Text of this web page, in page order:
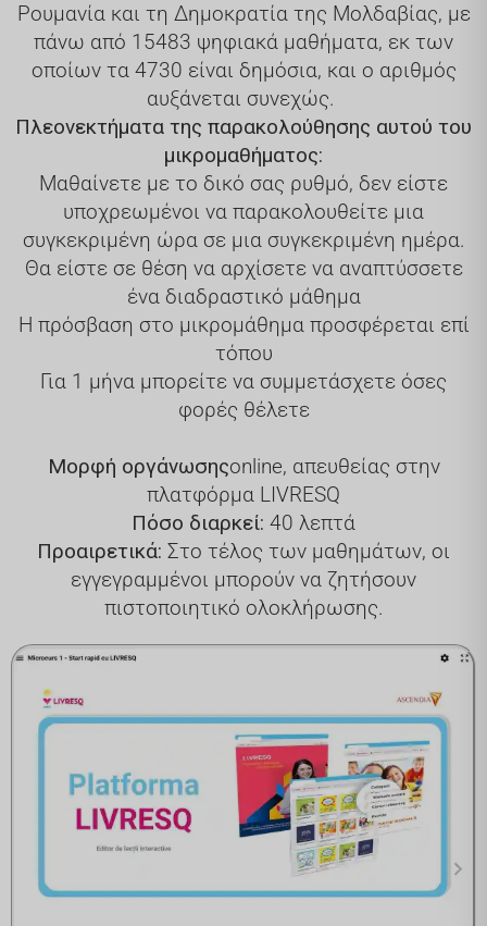
Ρουμανία και τη Δημοκρατία της Μολδαβίας, με
πάνω από 15483 ψηφιακά μαθήματα, εκ των
οποίων τα 4730 είναι δημόσια, και ο αριθμός
αυξάνεται συνεχώς.
Πλεονεκτήματα της παρακολούθησης αυτού του
μικρομαθήματος:
Μαθαίνετε με το δικό σας ρυθμό, δεν είστε
υποχρεωμένοι να παρακολουθείτε μια
συγκεκριμένη ώρα σε μια συγκεκριμένη ημέρα.
Θα είστε σε θέση να αρχίσετε να αναπτύσσετε
ένα διαδραστικό μάθημα
Η πρόσβαση στο μικρομάθημα προσφέρεται επί
τόπου
Για 1 μήνα μπορείτε να συμμετάσχετε όσες
φορές θέλετε
Μορφή οργάνωσηςonline, απευθείας στην
πλατφόρμα LIVRESQ
Πόσο διαρκεί: 40 λεπτά
Προαιρετικά: Στο τέλος των μαθημάτων, οι
εγγεγραμμένοι μπορούν να ζητήσουν
πιστοποιητικό ολοκλήρωσης.